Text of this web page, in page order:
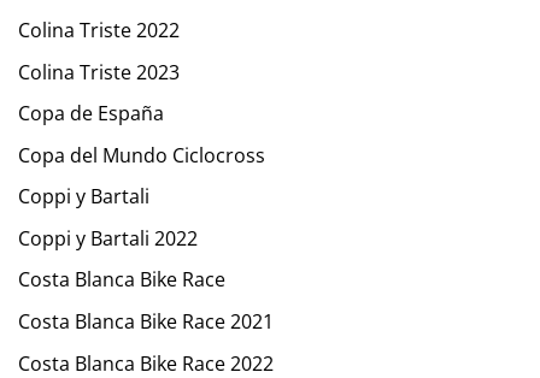
Colina Triste 2022
Colina Triste 2023
Copa de España
Copa del Mundo Ciclocross
Coppi y Bartali
Coppi y Bartali 2022
Costa Blanca Bike Race
Costa Blanca Bike Race 2021
Costa Blanca Bike Race 2022